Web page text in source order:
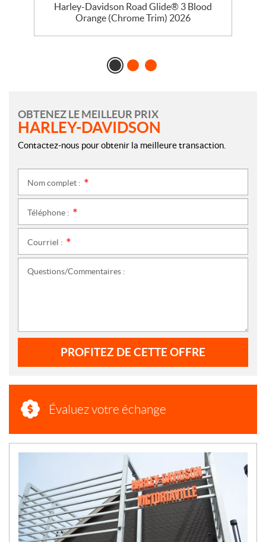
Harley-Davidson Road Glide® 3 Blood
Orange (Chrome Trim) 2026
OBTENEZ LE MEILLEUR PRIX
HARLEY-DAVIDSON
Contactez-nous pour obtenir la meilleure transaction.
Nom complet :
Téléphone :
Courriel :
Questions/Commentaires :
PROFITEZ DE CETTE OFFRE
Évaluez votre échange
U
V
E
L